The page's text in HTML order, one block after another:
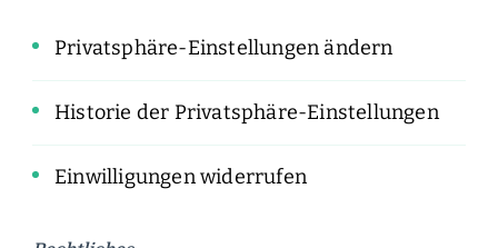
Privatsphäre-Einstellungen ändern
Historie der Privatsphäre-Einstellungen
Einwilligungen widerrufen